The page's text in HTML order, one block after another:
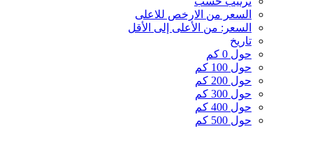
السعر من الارخص للاعلى
السعر: من الأعلى إلى الأقل
تاريخ
حول 0 كم
حول 100 كم
حول 200 كم
حول 300 كم
حول 400 كم
حول 500 كم